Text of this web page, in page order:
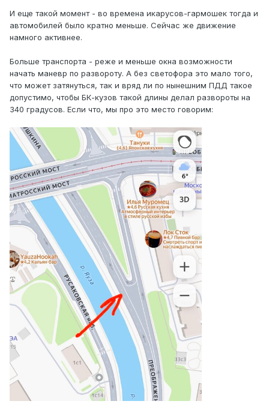
И еще такой момент - во времена икарусов-гармошек тогда и
автомобилей было кратно меньше. Сейчас же движение
намного активнее.
Больше транспорта - реже и меньше окна возможности
начать маневр по развороту. А без светофора это мало того,
что может затянуться, так и вряд ли по нынешним ПДД такое
допустимо, чтобы БК-кузов такой длины делал развороты на
340 градусов. Если что, мы про это место говорим: